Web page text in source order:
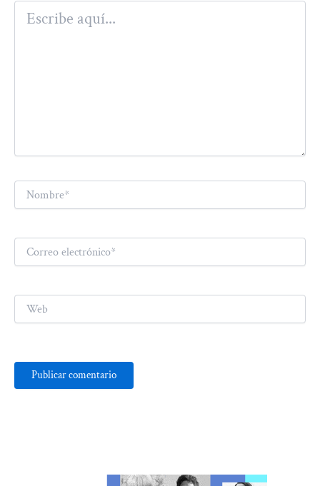
Escribe
aquí...
Correo
electrónico*
Web